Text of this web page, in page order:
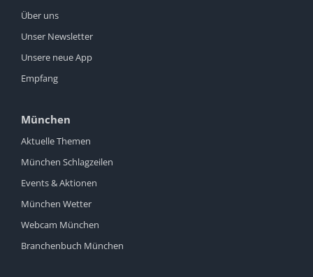
Über uns
Unser Newsletter
Unsere neue App
Empfang
München
Aktuelle Themen
München Schlagzeilen
Events & Aktionen
München Wetter
Webcam München
Branchenbuch München